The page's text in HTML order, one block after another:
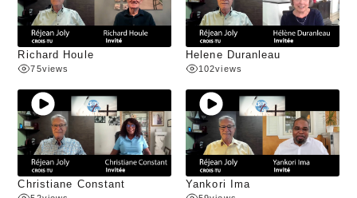
Richard Houle
75views
Helene Duranleau
102views
Christiane Constant Yankori Ima